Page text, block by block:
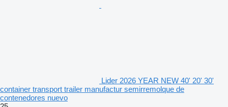
Lider 2026 YEAR NEW 40' 20' 30'
container transport trailer manufactur semirremolque de
contenedores nuevo